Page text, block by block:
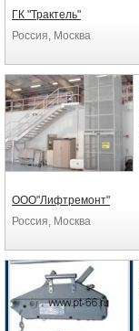
ГК "Трактель"
Россия, Москва
ООО"Лифтремонт"
Россия, Москва